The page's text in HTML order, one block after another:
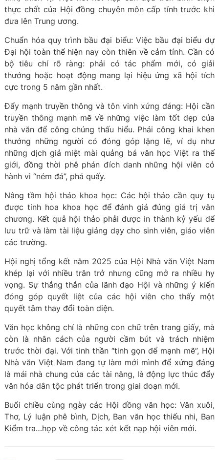
thực chất của Hội đồng chuyên môn cấp tỉnh trước khi
đưa lên Trung ương.
Chuẩn hóa quy trình bầu đại biểu: Việc bầu đại biểu dự
Đại hội toàn thể hiện nay còn thiên về cảm tính. Cần có
bộ tiêu chí rõ ràng: phải có tác phẩm mới, có giải
thưởng hoặc hoạt động mang lại hiệu ứng xã hội tích
cực trong 5 năm gần nhất.
Đẩy mạnh truyền thông và tôn vinh xứng đáng: Hội cần
truyền thông mạnh mẽ về những việc làm tốt đẹp của
nhà văn để công chúng thấu hiểu. Phải công khai khen
thưởng những người có đóng góp lặng lẽ, ví dụ như
những dịch giả miệt mài quảng bá văn học Việt ra thế
giới, đồng thời phê phán đích danh những hội viên có
hành vi “ném đá”, phá quấy.
Nâng tầm hội thảo khoa học: Các hội thảo cần quy tụ
được tinh hoa khoa học để đánh giá đúng giá trị văn
chương. Kết quả hội thảo phải được in thành kỷ yếu để
lưu trữ và làm tài liệu giảng dạy cho sinh viên, giáo viên
các trường.
Hội nghị tổng kết năm 2025 của Hội Nhà văn Việt Nam
khép lại với nhiều trăn trở nhưng cũng mở ra nhiều hy
vọng. Sự thẳng thắn của lãnh đạo Hội và những ý kiến
đóng góp quyết liệt của các hội viên cho thấy một
quyết tâm thay đổi toàn diện.
Văn học không chỉ là những con chữ trên trang giấy, mà
còn là nhân cách của người cầm bút và trách nhiệm
trước thời đại. Với tinh thần “tinh gọn để mạnh mẽ”, Hội
Nhà văn Việt Nam đang tự làm mới mình để xứng đáng
là mái nhà chung của các tài năng, là động lực thúc đẩy
văn hóa dân tộc phát triển trong giai đoạn mới.
Buổi chiều cùng ngày các Hội đồng văn học: Văn xuôi,
Thơ, Lý luận phê bình, Dịch, Ban văn học thiếu nhi, Ban
Kiểm tra…họp về công tác xét kết nạp hội viên mới.